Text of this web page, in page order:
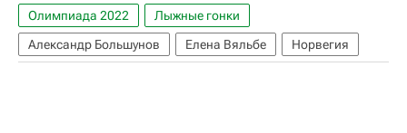
Олимпиада 2022
Лыжные гонки
Александр Большунов
Елена Вяльбе Норвегия